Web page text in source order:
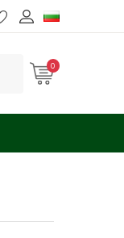
0